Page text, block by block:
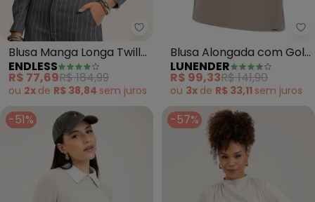
Endless - Blusa Manga Longa
Blusa Manga Longa Twill
Lurex (Cinza)
ENDLESS
R$ 77,69R$ 184,99
ou 2x de R$ 38,84 sem juros
Blusa Alongada com Gola
em Malha Tricô (Cinza)
LUNENDER
R$ 99,33R$ 141,90
ou 3x de R$ 33,11 sem juros
-51% -57%